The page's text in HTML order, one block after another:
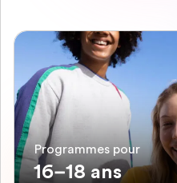
Programmes pour
16–18 ans